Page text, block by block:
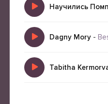
Научились
Dagny Mory -
Tabitha